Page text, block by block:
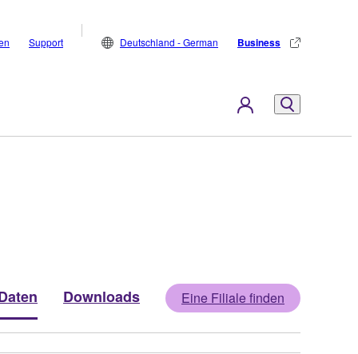
Support Deutschland - German Business
Downloads Eine Filiale finden